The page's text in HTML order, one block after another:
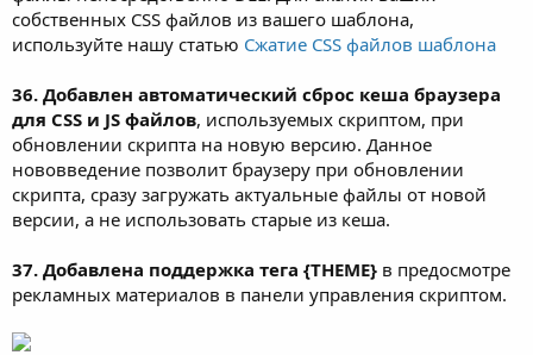
собственных CSS файлов из вашего шаблона,
используйте нашу статью Сжатие CSS файлов шаблона
36. Добавлен автоматический сброс кеша браузера
для CSS и JS файлов, используемых скриптом, при
обновлении скрипта на новую версию. Данное
нововведение позволит браузеру при обновлении
скрипта, сразу загружать актуальные файлы от новой
версии, а не использовать старые из кеша.
37. Добавлена поддержка тега {THEME} в предосмотре
рекламных материалов в панели управления скриптом.